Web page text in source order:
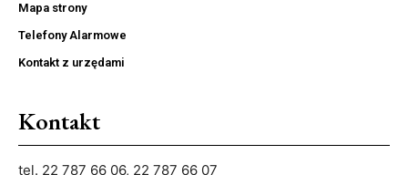
Mapa strony
Telefony Alarmowe
Kontakt z urzędami
Kontakt
tel. 22 787 66 06, 22 787 66 07